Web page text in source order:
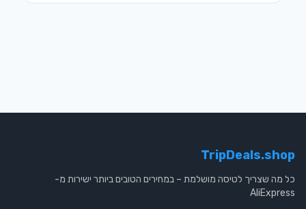
TripDeals.shop
כל מה שצריך לטיסה מושלמת – במחירים הטובים ביותר ישירות מ-
AliExpress